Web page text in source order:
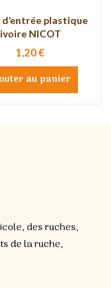
plastique
ivoire NICOT
1,20 €
au panier
des ruches,
de la ruche,